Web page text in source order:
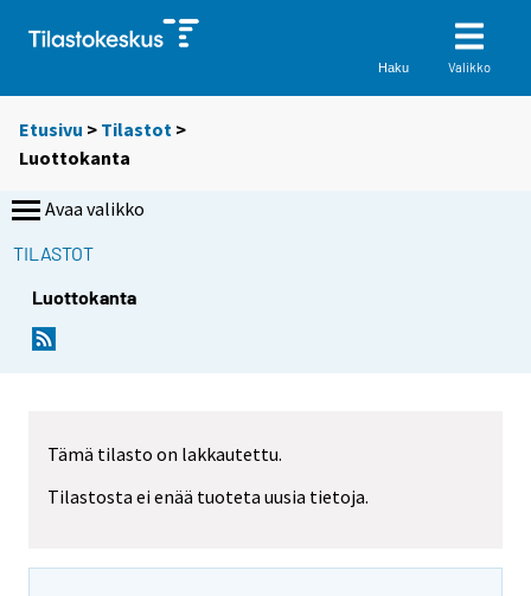
Haku Valikko
Etusivu > Tilastot >
Luottokanta
Avaa valikko
TILASTOT
Luottokanta
Tämä tilasto on lakkautettu.
Tilastosta ei enää tuoteta uusia tietoja.